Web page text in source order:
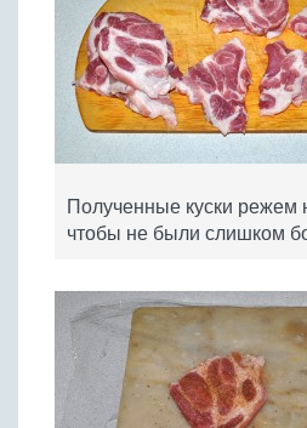
Полученные куски режем
чтобы не были слишком